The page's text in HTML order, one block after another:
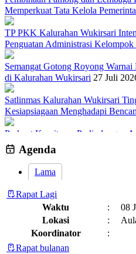
Memperkuat Tata Kelola
TP PKK Kalurahan Wukirsari
Penguatan Administrasi
Semangat Gotong Royong
di Kalurahan Wukirsari 27 Juli
Satlinmas Kalurahan Wukirsari
Kesiapsiagaan Menghadapi
Perkuat Komitmen Perlindungan
Menggelar Sosialisasi dan
Agenda
Lama
Rapat Lagi
Waktu
:
08
Lokasi
:
Koordinator
:
Rapat bulanan